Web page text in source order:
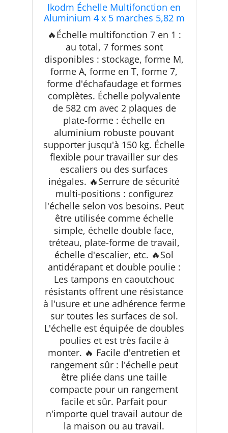
Ikodm Échelle Multifonction en
Aluminium 4 x 5 marches 5,82 m
7 en 1 jusqu'à 150 kg avec 2
roulettes de Transport et 2
Plateformes
🔥Échelle multifonction 7 en 1 :
au total, 7 formes sont
disponibles : stockage, forme M,
forme A, forme en T, forme 7,
forme d'échafaudage et formes
complètes. Échelle polyvalente
de 582 cm avec 2 plaques de
plate-forme : échelle en
aluminium robuste pouvant
supporter jusqu'à 150 kg. Échelle
flexible pour travailler sur des
escaliers ou des surfaces
inégales. 🔥Serrure de sécurité
multi-positions : configurez
l'échelle selon vos besoins. Peut
être utilisée comme échelle
simple, échelle double face,
tréteau, plate-forme de travail,
échelle d'escalier, etc. 🔥Sol
antidérapant et double poulie :
Les tampons en caoutchouc
résistants offrent une résistance
à l'usure et une adhérence ferme
sur toutes les surfaces de sol.
L'échelle est équipée de doubles
poulies et est très facile à
monter. 🔥 Facile d'entretien et
rangement sûr : l'échelle peut
être pliée dans une taille
compacte pour un rangement
facile et sûr. Parfait pour
n'importe quel travail autour de
la maison ou au travail.